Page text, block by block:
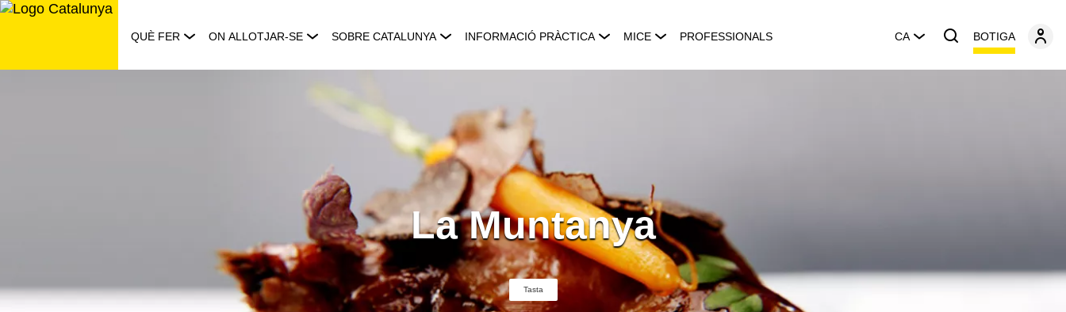
Saltar
QUÈ FER ON ALLOTJAR-SE SOBRE CATALUNYA INFORMACIÓ PRÀCTICA MICE PROFESSIONALS CA BOTIGA
La Muntanya
Tasta